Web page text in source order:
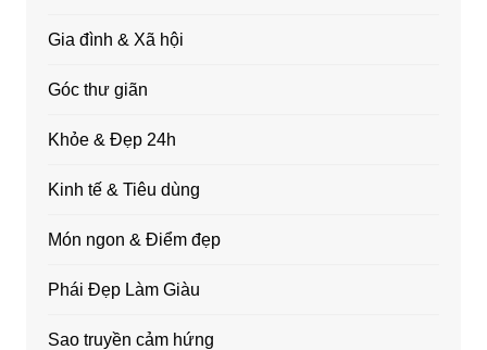
Gia đình & Xã hội
Góc thư giãn
Khỏe & Đẹp 24h
Kinh tế & Tiêu dùng
Món ngon & Điểm đẹp
Phái Đẹp Làm Giàu
Sao truyền cảm hứng